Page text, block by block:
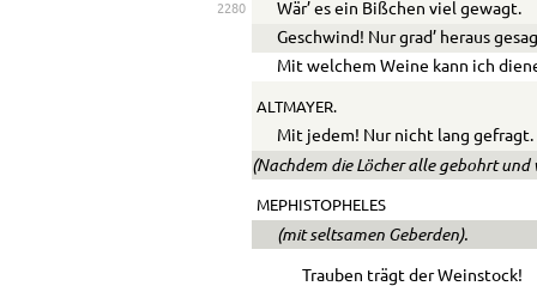
2280
Wär’ es ein Bißchen viel gewagt.
Geschwind! Nur grad’ heraus
Mit welchem Weine kann ich
ALTMAYER.
Mit jedem! Nur nicht lang gefragt.
(Nachdem die Löcher alle gebohrt und
MEPHISTOPHELES
(mit seltsamen Geberden).
Trauben trägt der Weinstock!